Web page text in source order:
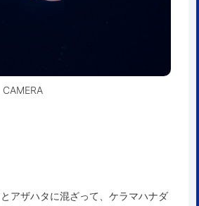
アザハタに混ざって、ケラマハナダ